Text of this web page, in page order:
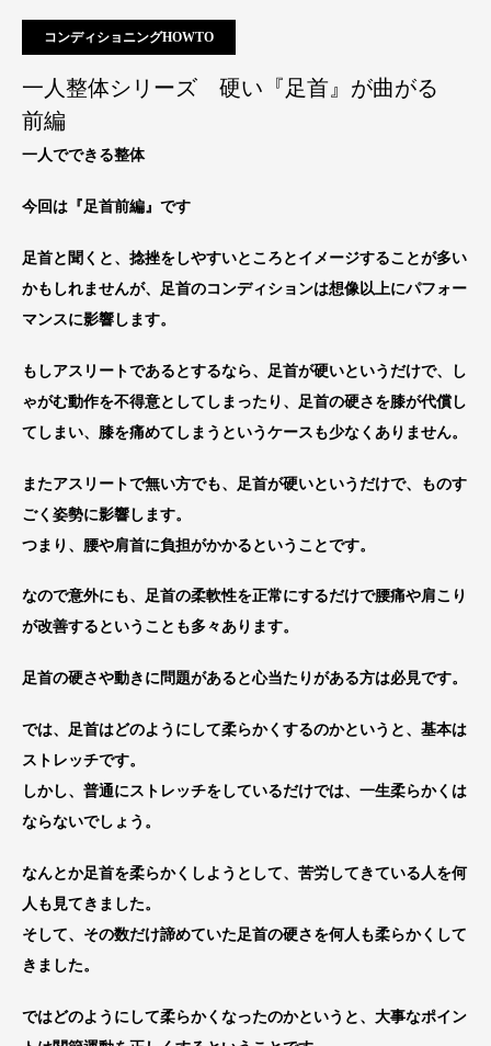
コンディショニングHOWTO
一人整体シリーズ 硬い『足首』が曲がる
前編
一人でできる整体
今回は『足首前編』です
足首と聞くと、捻挫をしやすいところとイメージすることが多い
かもしれませんが、足首のコンディションは想像以上にパフォー
マンスに影響します。
もしアスリートであるとするなら、足首が硬いというだけで、し
ゃがむ動作を不得意としてしまったり、足首の硬さを膝が代償し
てしまい、膝を痛めてしまうというケースも少なくありません。
またアスリートで無い方でも、足首が硬いというだけで、ものす
ごく姿勢に影響します。
つまり、腰や肩首に負担がかかるということです。
なので意外にも、足首の柔軟性を正常にするだけで腰痛や肩こり
が改善するということも多々あります。
足首の硬さや動きに問題があると心当たりがある方は必見です。
では、足首はどのようにして柔らかくするのかというと、基本は
ストレッチです。
しかし、普通にストレッチをしているだけでは、一生柔らかくは
ならないでしょう。
なんとか足首を柔らかくしようとして、苦労してきている人を何
人も見てきました。
そして、その数だけ諦めていた足首の硬さを何人も柔らかくして
きました。
ではどのようにして柔らかくなったのかというと、大事なポイン